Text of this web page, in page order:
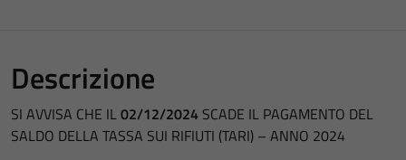
Descrizione
SI AVVISA CHE IL02/12/2024 SCADE IL PAGAMENTO DEL
SALDO DELLA TASSA SUI RIFIUTI (TARI) – ANNO 2024